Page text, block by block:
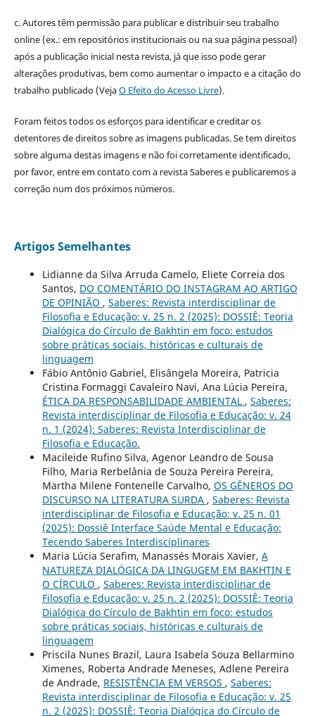
c. Autores têm permissão para publicar e distribuir seu trabalho
online (ex.: em repositórios institucionais ou na sua página pessoal)
após a publicação inicial nesta revista, já que isso pode gerar
alterações produtivas, bem como aumentar o impacto e a citação do
trabalho publicado (VejaO Efeito do Acesso Livre).
Foram feitos todos os esforços para identificar e creditar os
detentores de direitos sobre as imagens publicadas. Se tem direitos
sobre alguma destas imagens e não foi corretamente identificado,
por favor, entre em contato com a revista Saberes e publicaremos a
correção num dos próximos números.
Artigos Semelhantes
Lidianne da Silva Arruda Camelo, Eliete Correia dos
Santos, DO COMENTÁRIO DO INSTAGRAM AO ARTIGO
DE OPINIÃO , Saberes: Revista interdisciplinar de
Filosofia e Educação: v. 25 n. 2 (2025): DOSSIÊ: Teoria
Dialógica do Círculo de Bakhtin em foco: estudos
sobre práticas sociais, históricas e culturais de
linguagem
Fábio Antônio Gabriel, Elisângela Moreira, Patricia
Cristina Formaggi Cavaleiro Navi, Ana Lúcia Pereira,
ÉTICA DA RESPONSABILIDADE AMBIENTAL , Saberes:
Revista interdisciplinar de Filosofia e Educação: v. 24
n. 1 (2024): Saberes: Revista Interdisciplinar de
Filosofia e Educação.
Macileide Rufino Silva, Agenor Leandro de Sousa
Filho, Maria Rerbelânia de Souza Pereira Pereira,
Martha Milene Fontenelle Carvalho, OS GÊNEROS DO
DISCURSO NA LITERATURA SURDA , Saberes: Revista
interdisciplinar de Filosofia e Educação: v. 25 n. 01
(2025): Dossiê Interface Saúde Mental e Educação:
Tecendo Saberes Interdisciplinares
Maria Lúcia Serafim, Manassés Morais Xavier, A
NATUREZA DIALÓGICA DA LINGUGEM EM BAKHTIN E
O CÍRCULO , Saberes: Revista interdisciplinar de
Filosofia e Educação: v. 25 n. 2 (2025): DOSSIÊ: Teoria
Dialógica do Círculo de Bakhtin em foco: estudos
sobre práticas sociais, históricas e culturais de
linguagem
Priscila Nunes Brazil, Laura Isabela Souza Bellarmino
Ximenes, Roberta Andrade Meneses, Adlene Pereira
de Andrade, RESISTÊNCIA EM VERSOS , Saberes:
Revista interdisciplinar de Filosofia e Educação: v. 25
n. 2 (2025): DOSSIÊ: Teoria Dialógica do Círculo de